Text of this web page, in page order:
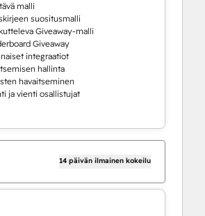
malli
suositusmalli
Giveaway-malli
Giveaway
integraatiot
hallinta
havaitseminen
ja vienti osallistujat
14 päivän ilmainen kokeilu